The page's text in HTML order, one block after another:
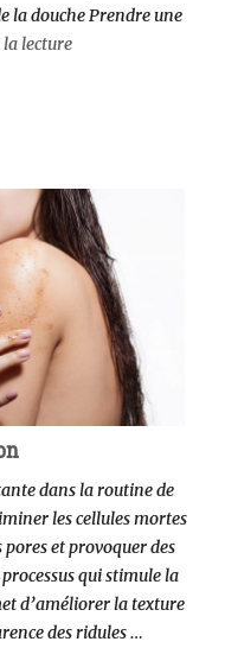
la douche Prendre une
lecturede « La routine
dans la routine de
les cellules mortes
et provoquer des
qui stimule la
d’améliorer la texture
des ridules …